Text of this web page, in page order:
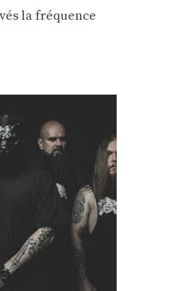
la fréquence